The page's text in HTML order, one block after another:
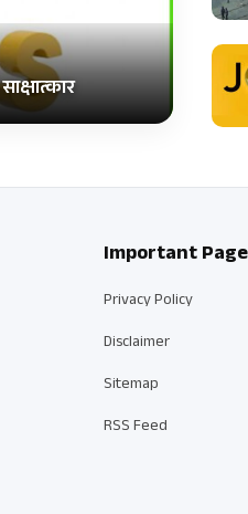
Important
Privacy Policy
Disclaimer
Sitemap
RSS Feed